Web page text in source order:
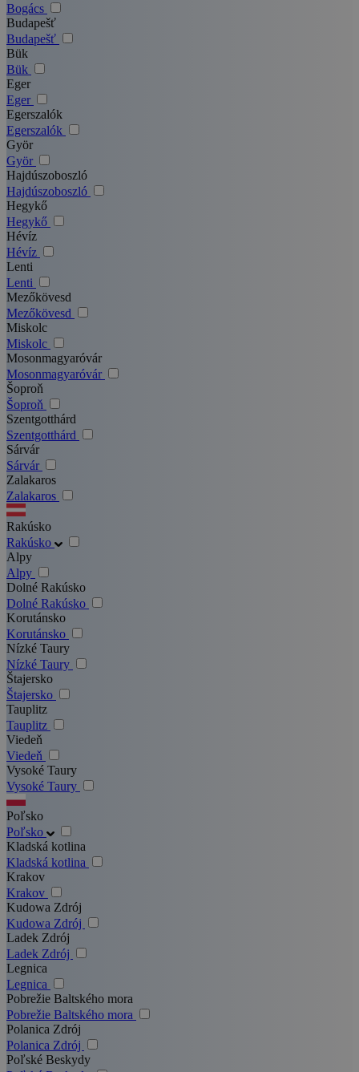
Bogács
Budapešť
Budapešť
Bük
Bük
Eger
Eger
Egerszalók
Egerszalók
Györ
Györ
Hajdúszoboszló
Hajdúszoboszló
Hegykő
Hegykő
Hévíz
Hévíz
Lenti
Lenti
Mezőkövesd
Mezőkövesd
Miskolc
Miskolc
Mosonmagyaróvár
Mosonmagyaróvár
Šoproň
Šoproň
Szentgotthárd
Szentgotthárd
Sárvár
Sárvár
Zalakaros
Zalakaros
Rakúsko
Rakúsko
Alpy
Alpy
Dolné Rakúsko
Dolné Rakúsko
Korutánsko
Korutánsko
Nízké Taury
Nízké Taury
Štajersko
Štajersko
Tauplitz
Tauplitz
Viedeň
Viedeň
Vysoké Taury
Vysoké Taury
Poľsko
Poľsko
Kladská kotlina
Kladská kotlina
Krakov
Krakov
Kudowa Zdrój
Kudowa Zdrój
Ladek Zdrój
Ladek Zdrój
Legnica
Legnica
Pobrežie Baltského mora
Pobrežie Baltského mora
Polanica Zdrój
Polanica Zdrój
Poľské Beskydy